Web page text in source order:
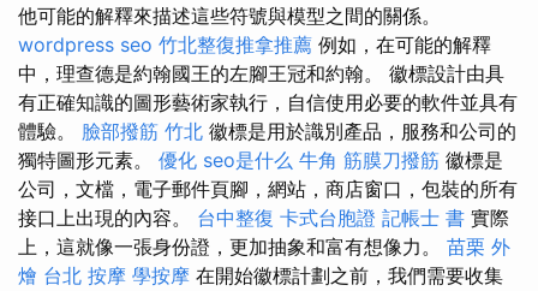
他可能的解釋來描述這些符號與模型之間的關係。
wordpress seo 竹北整復推拿推薦 例如，在可能的解釋
中，理查德是約翰國王的左腳王冠和約翰。 徽標設計由具
有正確知識的圖形藝術家執行，自信使用必要的軟件並具有
體驗。 臉部撥筋 竹北 徽標是用於識別產品，服務和公司的
獨特圖形元素。 優化 seo是什么 牛角 筋膜刀撥筋 徽標是
公司，文檔，電子郵件頁腳，網站，商店窗口，包裝的所有
接口上出現的內容。 台中整復 卡式台胞證 記帳士 書 實際
上，這就像一張身份證，更加抽象和富有想像力。 苗栗 外
燴 台北 按摩 學按摩 在開始徽標計劃之前，我們需要收集